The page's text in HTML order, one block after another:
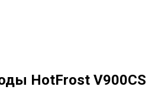
HotFrost V900CS